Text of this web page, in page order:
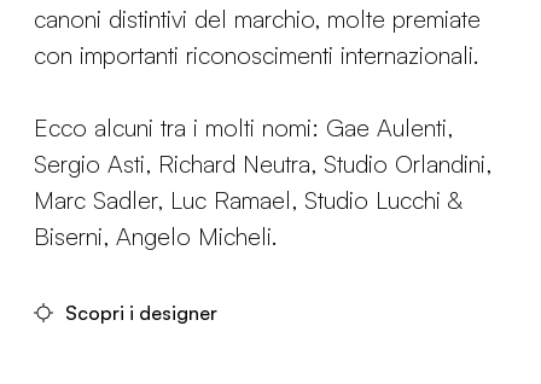
canoni distintivi del marchio, molte premiate
con importanti riconoscimenti internazionali.
Ecco alcuni tra i molti nomi: Gae Aulenti,
Sergio Asti, Richard Neutra, Studio Orlandini,
Marc Sadler, Luc Ramael, Studio Lucchi &
Biserni, Angelo Micheli.
Scopri i designer